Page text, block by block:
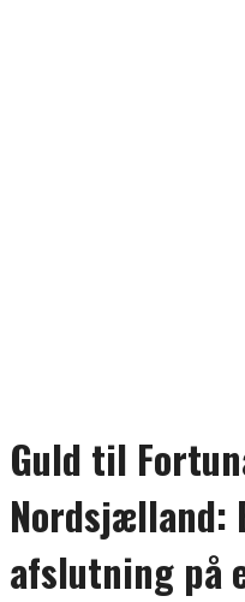
Guld til
Nordsjælland:
afslutning på